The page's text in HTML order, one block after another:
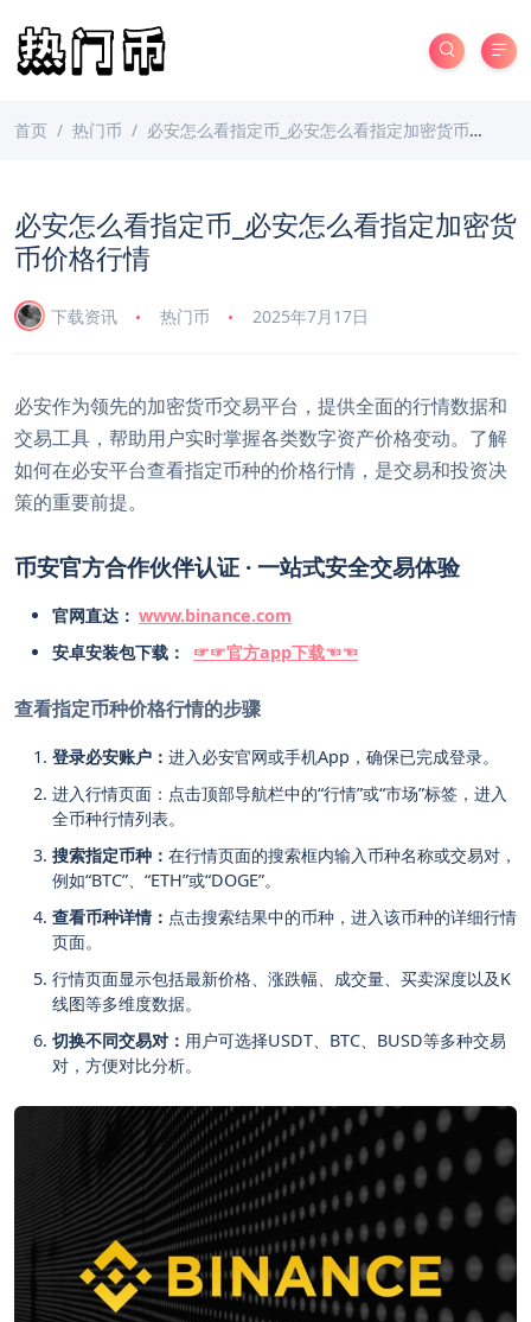
首页 热门币 必安怎么看指定币_必安怎么看指定加密货币价格行情
必安怎么看指定币_必安怎么看指定加密货
币价格行情
下载资讯 热门币 2025年7月17日
必安作为领先的加密货币交易平台，提供全面的行情数据和
交易工具，帮助用户实时掌握各类数字资产价格变动。了解
如何在必安平台查看指定币种的价格行情，是交易和投资决
策的重要前提。
币安官方合作伙伴认证 · 一站式安全交易体验
官网直达： www.binance.com
安卓安装包下载：
☞☞官方app下载☜☜
查看指定币种价格行情的步骤
登录必安账户： 进入必安官网或手机App，确保已完成登录。
进入行情页面：点击顶部导航栏中的“行情”或“市场”标签，进入
全币种行情列表。
搜索指定币种： 在行情页面的搜索框内输入币种名称或交易对，
例如“BTC”、“ETH”或“DOGE”。
查看币种详情： 点击搜索结果中的币种，进入该币种的详细行情
页面。
行情页面显示包括最新价格、涨跌幅、成交量、买卖深度以及K
线图等多维度数据。
切换不同交易对： 用户可选择USDT、BTC、BUSD等多种交易
对，方便对比分析。